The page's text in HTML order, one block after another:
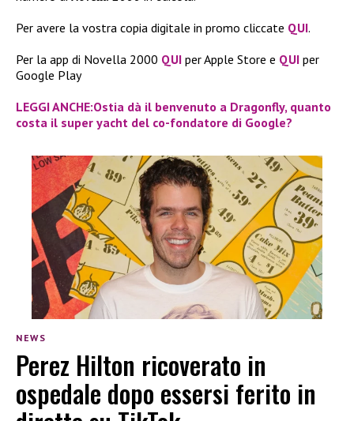
Per avere la vostra copia digitale in promo cliccate QUI.
Per la app di Novella 2000 QUI per Apple Store e QUI per
Google Play
LEGGI ANCHE:Ostia dà il benvenuto a Dragonfly, quanto
costa il super yacht del co-fondatore di Google?
NEWS
Perez Hilton ricoverato in
ospedale dopo essersi ferito in